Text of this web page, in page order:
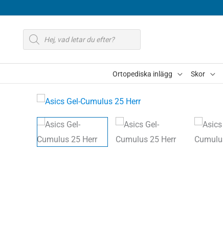
Produktsökning
Ortopediska inlägg Skor